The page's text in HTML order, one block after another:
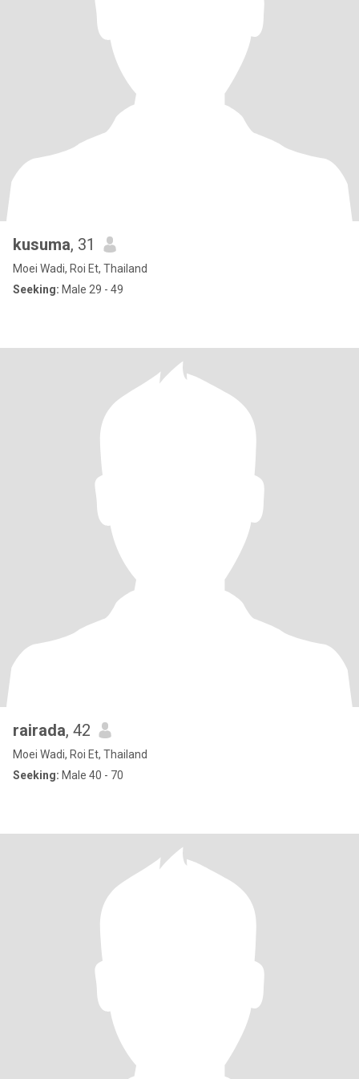
kusuma, 31
Moei Wadi, Roi Et, Thailand
Seeking: Male 29 - 49
rairada, 42
Moei Wadi, Roi Et, Thailand
Seeking: Male 40 - 70